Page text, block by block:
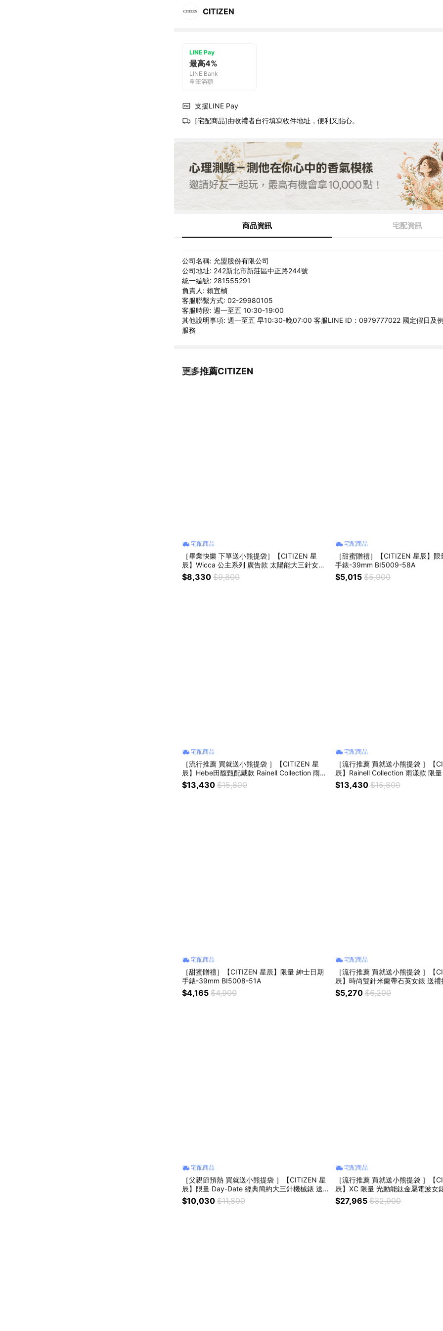
CITIZEN
LINE Pay
最高4%
LINE Bank
單筆滿額
支援LINE Pay
[宅配商品]由收禮者自行填寫收件地址，便利又貼心。
商品資訊 宅配資訊
公司名稱: 允盟股份有限公司
公司地址: 242新北市新莊區中正路244號
統一編號: 281555291
負責人: 賴宜楨
客服聯繫方式: 02-29980105
客服時段: 週一至五 10:30-19:00
其他說明事項: 週一至五 早10:30-晚07:00 客服LINE ID：0979777022 國定假日及
服務
更多推薦CITIZEN
看更多
宅配商品
［畢業快樂 下單送小熊提袋］【CITIZEN 星
辰】Wicca 公主系列 廣告款 太陽能大三針女錶
送禮推薦-24mm 15-1573-01
$8,330 $9,800
宅配商品
［甜蜜贈禮］【CITIZEN 星辰】
手錶-39mm BI5009-58A
$5,015 $5,900
宅配商品
［流行推薦 買就送小熊提袋 ］【CITIZEN 星
辰】Hebe田馥甄配戴款 Rainell Collection 雨漾
款 光動能大三針女錶 送禮推薦 EM1202-50P
$13,430 $15,800
宅配商品
［流行推薦 買就送小熊提袋 ］【
辰】Rainell Collection 雨漾款 限
針女錶 送禮推薦 EM1203-57X
$13,430 $15,800
宅配商品
［甜蜜贈禮］【CITIZEN 星辰】限量 紳士日期
手錶-39mm BI5008-51A
$4,165 $4,900
宅配商品
［流行推薦 買就送小熊提袋 ］【
辰】時尚雙針米蘭帶石英女錶 送
EZ7008-58A
$5,270 $6,200
宅配商品
［父親節預熱 買就送小熊提袋 ］【CITIZEN 星
辰】限量 Day-Date 經典簡約大三針機械錶 送
禮推薦-40mm NY4063-01L
$10,030 $11,800
宅配商品
［流行推薦 買就送小熊提袋 ］【
辰】XC 限量 光動能鈦金屬電波女
9mm ES9460-88W
$27,965 $32,900